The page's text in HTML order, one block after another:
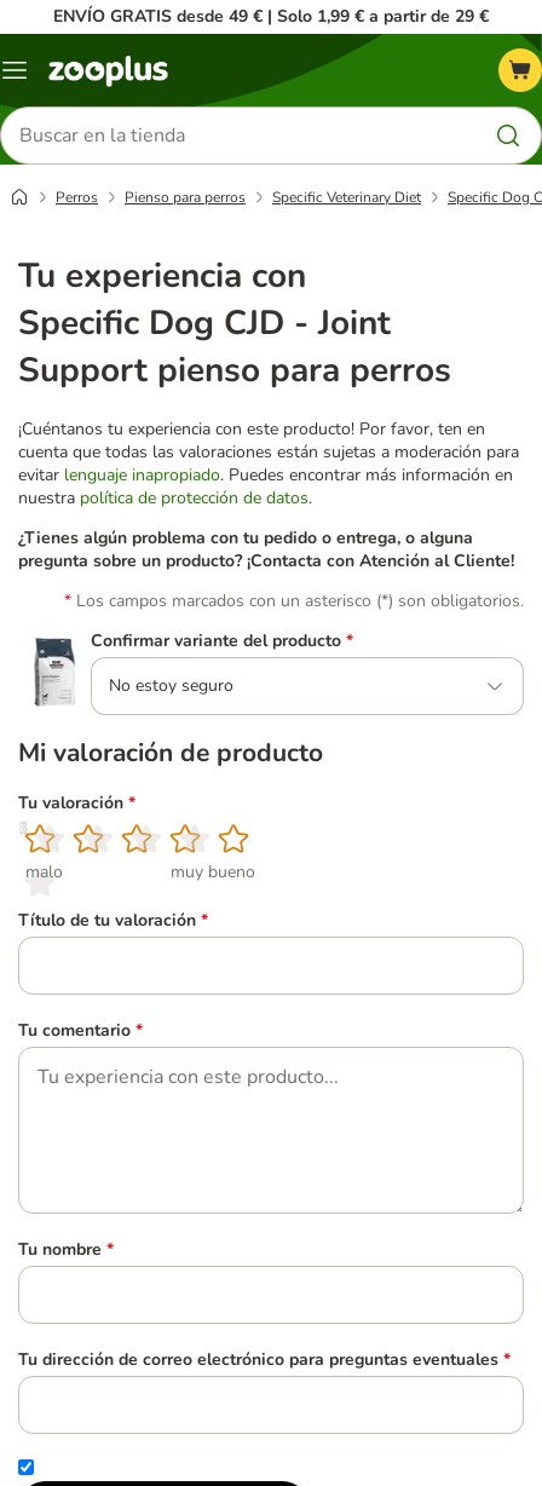
ENVÍO GRATIS desde 49 € | Solo 1,99 € a partir de 29 €
Menú
Buscar
productos
Perros Pienso para perros Specific Veterinary Diet Specific Dog
Tu experiencia con
Specific Dog CJD - Joint
Support pienso para perros
¡Cuéntanos tu experiencia con este producto! Por favor, ten en
cuenta que todas las valoraciones están sujetas a moderación para
evitar lenguaje inapropiado. Puedes encontrar más información en
nuestra política de protección de datos.
¿Tienes algún problema con tu pedido o entrega, o alguna
pregunta sobre un producto? ¡Contacta con Atención al Cliente!
Los campos marcados con un asterisco (*) son obligatorios.
Confirmar variante del producto *
No estoy seguro
Mi valoración de producto
Tu valoración *
1
malo
2
3
4
5
muy bueno
Título de tu valoración *
Tu comentario *
Tu nombre *
Tu dirección de correo electrónico para preguntas eventuales *